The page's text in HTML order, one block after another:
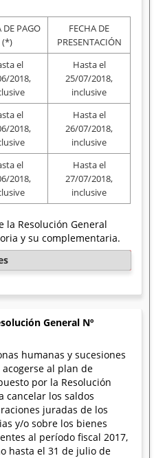
DE PAGO
(*)
FECHA DE
PRESENTACIÓN
el
2018,
Hasta el
25/07/2018,
inclusive
el
2018,
Hasta el
26/07/2018,
inclusive
el
2018,
Hasta el
27/07/2018,
inclusive
la Resolución General
y su complementaria.
General Nº
humanas y sucesiones
al plan de
por la Resolución
cancelar los saldos
juradas de los
y/o sobre los bienes
al período fiscal 2017,
hasta el 31 de julio de